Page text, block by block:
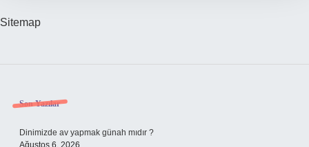
Sitemap
Sidebar
Son Yazılar
Dinimizde av yapmak günah mıdır ?
Ağustos 6, 2026